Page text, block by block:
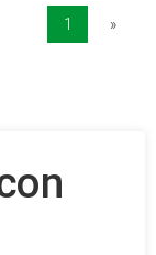
1 »